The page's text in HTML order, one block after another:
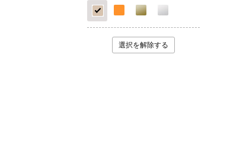
選択を解除する